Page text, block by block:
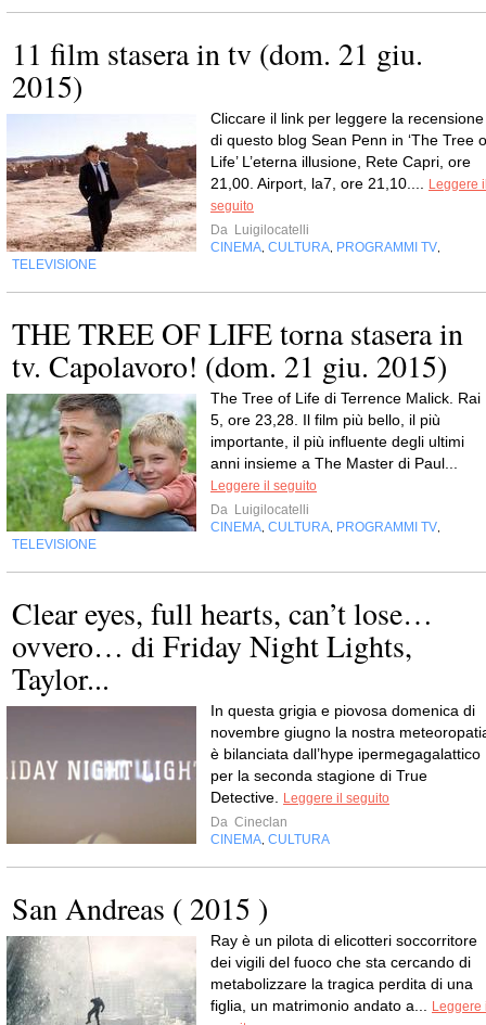
11 film stasera in tv (dom. 21 giu.
2015)
Cliccare il link per leggere la recensione
di questo blog Sean Penn in ‘The Tree
Life’ L’eterna illusione, Rete Capri, ore
21,00. Airport, la7, ore 21,10....
Leggere
seguito
Da Luigilocatelli
CINEMA CULTURA PROGRAMMI TV
TELEVISIONE
THE TREE OF LIFE torna stasera in
tv. Capolavoro! (dom. 21 giu. 2015)
The Tree of Life di Terrence Malick. Rai
5, ore 23,28. Il film più bello, il più
importante, il più influente degli ultimi
anni insieme a The Master di Paul...
Leggere il seguito
Da Luigilocatelli
CINEMA CULTURA PROGRAMMI TV
TELEVISIONE
Clear eyes, full hearts, can’t lose…
ovvero… di Friday Night Lights,
Taylor...
In questa grigia e piovosa domenica di
novembre giugno la nostra
è bilanciata dall’hype ipermegagalattico
per la seconda stagione di True
Detective.
Leggere il seguito
Da Cineclan
CINEMA CULTURA
San Andreas ( 2015 )
Ray è un pilota di elicotteri soccorritore
dei vigili del fuoco che sta cercando di
metabolizzare la tragica perdita di una
figlia, un matrimonio andato a...
Leggere